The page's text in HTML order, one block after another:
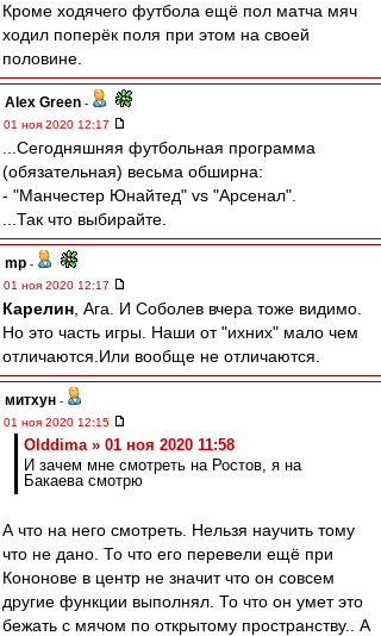
Кроме ходячего футбола ещё пол матча мяч
ходил поперёк поля при этом на своей
половине.
Alex Green -
01 ноя 2020 12:17
...Сегодняшняя футбольная программа
(обязательная) весьма обширна:
- "Манчестер Юнайтед" vs "Арсенал".
...Так что выбирайте.
mp -
01 ноя 2020 12:17
Карелин , Ага. И Соболев вчера тоже видимо.
Но это часть игры. Наши от "ихних" мало чем
отличаются.Или вообще не отличаются.
митхун -
01 ноя 2020 12:15
Olddima » 01 ноя 2020 11:58
И зачем мне смотреть на Ростов, я на
Бакаева смотрю
А что на него смотреть. Нельзя научить тому
что не дано. То что его перевели ещё при
Кононове в центр не значит что он совсем
другие функции выполнял. То что он умет это
бежать с мячом по открытому пространству.. А